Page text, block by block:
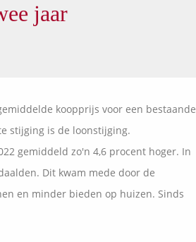
partners
jaar
koopprijs voor een bestaande
stijging is de loonstijging.
gemiddeld zo'n 4,6 procent hoger. In
Dit kwam mede door de
en minder bieden op huizen. Sinds